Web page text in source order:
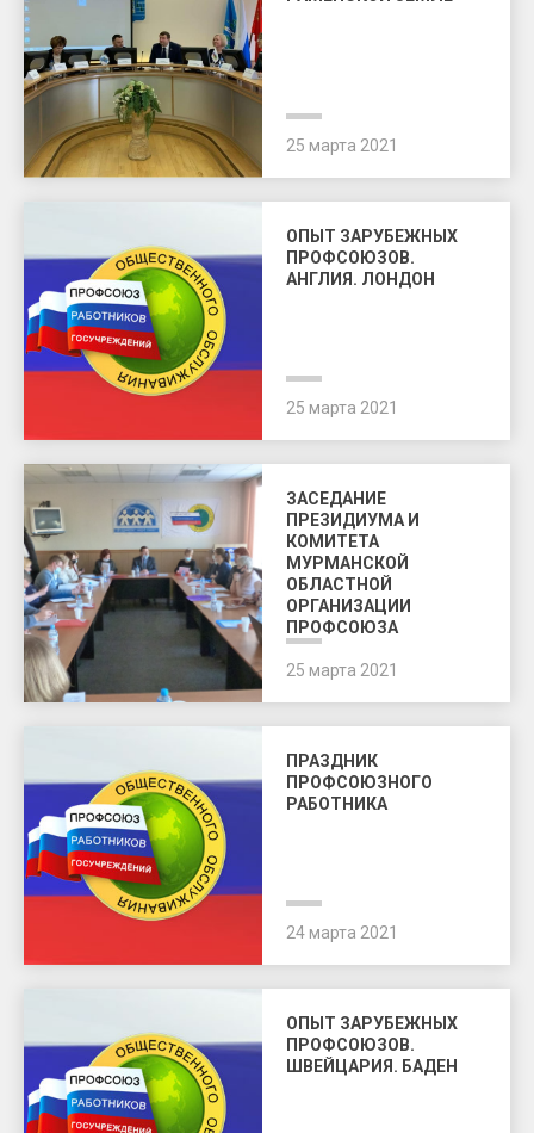
25 марта 2021
ОПЫТ ЗАРУБЕЖНЫХ
ПРОФСОЮЗОВ.
АНГЛИЯ. ЛОНДОН
25 марта 2021
ЗАСЕДАНИЕ
ПРЕЗИДИУМА И
КОМИТЕТА
МУРМАНСКОЙ
ОБЛАСТНОЙ
ОРГАНИЗАЦИИ
ПРОФСОЮЗА
25 марта 2021
ПРАЗДНИК
ПРОФСОЮЗНОГО
РАБОТНИКА
24 марта 2021
ОПЫТ ЗАРУБЕЖНЫХ
ПРОФСОЮЗОВ.
ШВЕЙЦАРИЯ. БАДЕН